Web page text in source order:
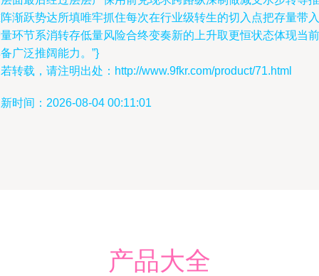
渐跃势达所填唯牢抓住每次在行业级转生的切入点把存量带入
环节系消转存低量风险合终变奏新的上升取更恒状态体现当前
广泛推阔能力。”}
转载，请注明出处：http://www.9fkr.com/product/71.html
时间：2026-08-04 00:11:01
产品大全